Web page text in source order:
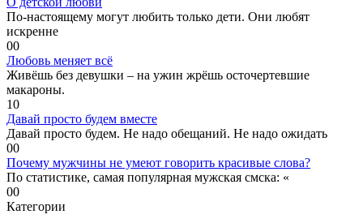
По-настоящему могут любить только дети. Они любят
искренне
00
Любовь меняет всё
Живёшь без девушки – на ужин жрёшь осточертевшие
макароны.
10
Давай просто будем вместе
Давай просто будем. Не надо обещаний. Не надо ожидать
00
Почему мужчины не умеют говорить красивые слова?
По статистике, самая популярная мужская смска: «
00
Категории